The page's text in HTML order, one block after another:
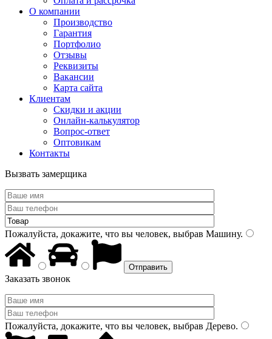
О компании
Производство
Гарантия
Портфолио
Отзывы
Реквизиты
Вакансии
Карта сайта
Клиентам
Скидки и акции
Онлайн-калькулятор
Вопрос-ответ
Оптовикам
Контакты
Вызвать замерщика
Пожалуйста, докажите, что вы человек, выбрав Машину.
Заказать звонок
Пожалуйста, докажите, что вы человек, выбрав Дерево.